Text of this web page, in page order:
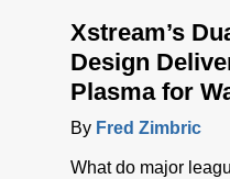
Xstream’s
Design
Plasma for
Processing
By Fred Zimbric
What do major